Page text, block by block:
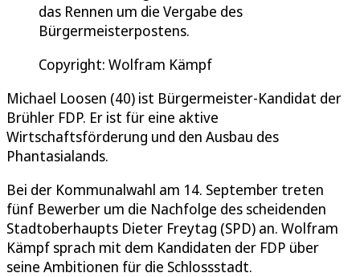
das Rennen um die Vergabe des
Bürgermeisterpostens.
Copyright: Wolfram Kämpf
Michael Loosen (40) ist Bürgermeister-Kandidat der
Brühler FDP. Er ist für eine aktive
Wirtschaftsförderung und den Ausbau des
Phantasialands.
Bei der Kommunalwahl am 14. September treten
fünf Bewerber um die Nachfolge des scheidenden
Stadtoberhaupts Dieter Freytag (SPD) an. Wolfram
Kämpf sprach mit dem Kandidaten der FDP über
seine Ambitionen für die Schlossstadt.